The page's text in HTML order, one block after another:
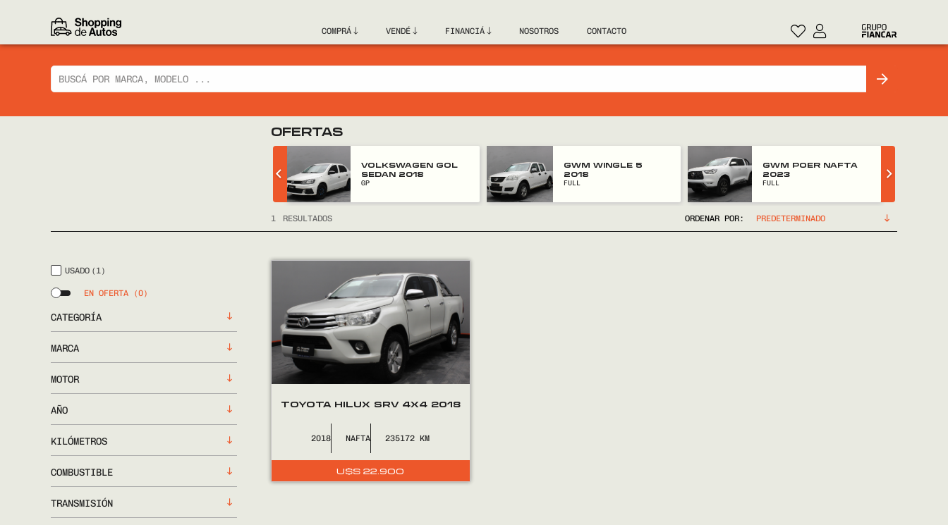
COMPRÁ VENDÉ FINANCIÁ NOSOTROS CONTACTO
OFERTAS
VOLKSWAGEN GOL
SEDAN 2018
GP
GWM WINGLE 5
2018
FULL
GWM POER NAFTA
2023
FULL
1 RESULTADOS ORDENAR POR:
USADO (1)
EN OFERTA (0)
CATEGORÍA
MARCA
MOTOR
AÑO
KILÓMETROS
COMBUSTIBLE
TRANSMISIÓN
TOYOTA HILUX SRV 4X4 2018
2018 NAFTA 235172
U$S22.900